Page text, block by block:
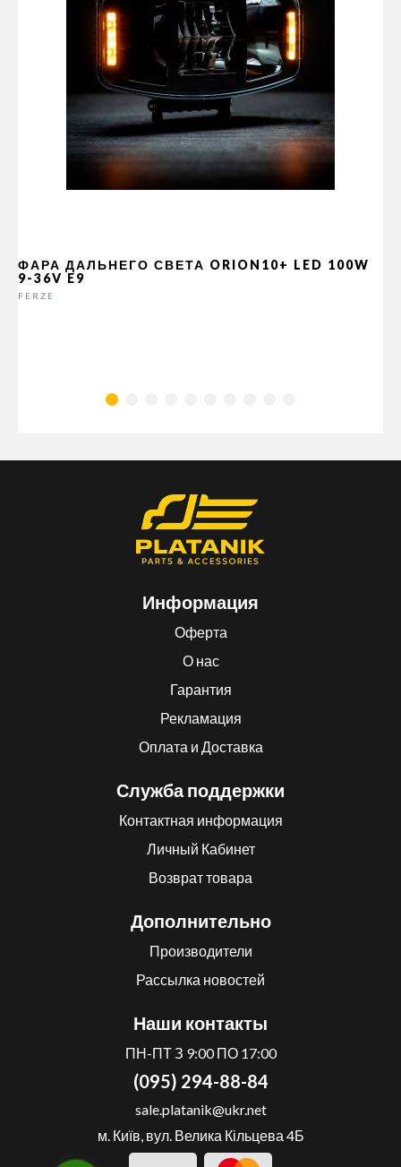
ФАРА ДАЛЬНЕГО СВЕТА ORION10+ LED 100W
9-36V E9
FERZE
Информация
Оферта
О нас
Гарантия
Рекламация
Оплата и Доставка
Служба поддержки
Контактная информация
Личный Кабинет
Возврат товара
Дополнительно
Производители
Рассылка новостей
Наши контакты
ПН-ПТ З 9:00 ПО 17:00
(095) 294-88-84
sale.platanik@ukr.net
м. Київ, вул. Велика Кільцева 4Б